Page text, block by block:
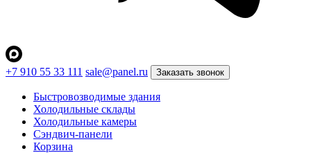
+7 910 55 33 111 sale@panel.ru Заказать звонок
Быстровозводимые здания
Холодильные склады
Холодильные камеры
Сэндвич-панели
Корзина